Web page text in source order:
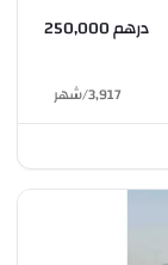
درهم 250,000
3,917
/شهر